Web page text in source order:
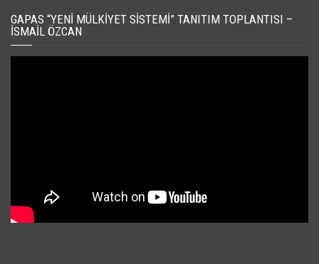
GAPAS “YENI MÜLKIYET SISTEMI” TANITIM TOPLANTISI –
İSMAIL ÖZCAN